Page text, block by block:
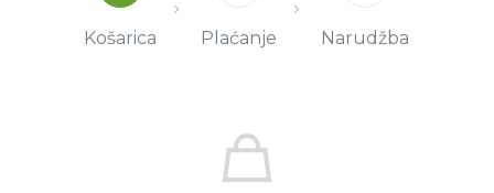
Košarica Plaćanje Narudžba